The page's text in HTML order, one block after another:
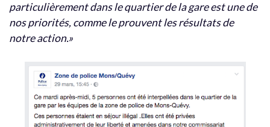
particulièrement dans le quartier de la gare est une de
nos priorités, comme le prouvent les résultats de
notre action.»